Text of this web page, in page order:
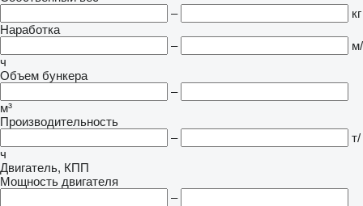
–
кг
Наработка
–
м/
ч
Объем бункера
–
м³
Производительность
–
т/
ч
Двигатель, КПП
Мощность двигателя
–